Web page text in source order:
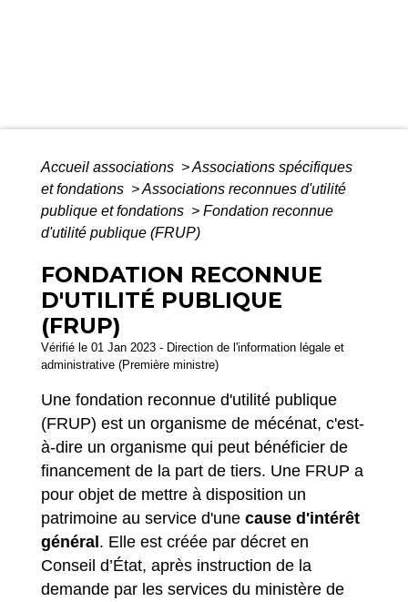
Accueil associations >Associations spécifiques
et fondations >Associations reconnues d'utilité
publique et fondations > Fondation reconnue
d'utilité publique (FRUP)
FONDATION RECONNUE
D'UTILITÉ PUBLIQUE
(FRUP)
Vérifié le 01 Jan 2023 - Direction de l'information légale et
administrative (Première ministre)
Une fondation reconnue d'utilité publique
(FRUP) est un organisme de mécénat, c'est-
à-dire un organisme qui peut bénéficier de
financement de la part de tiers. Une FRUP a
pour objet de mettre à disposition un
patrimoine au service d'une cause d'intérêt
général. Elle est créée par décret en
Conseil d’État, après instruction de la
demande par les services du ministère de